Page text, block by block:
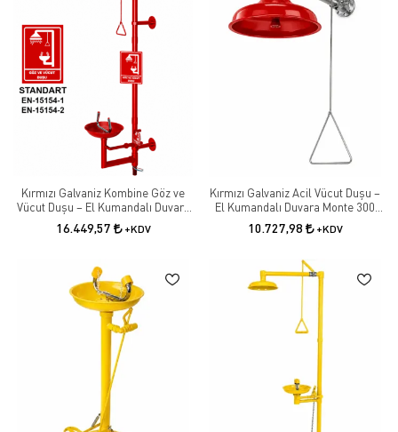
Kırmızı Galvaniz Kombine Göz ve
Vücut Duşu – El Kumandalı Duvara
Monte Güvenlik Duşu
16.449,57 +KDV
Kırmızı Galvaniz Acil Vücut Duşu –
El Kumandalı Duvara Monte 300
mm Güvenlik Duşu
10.727,98 +KDV